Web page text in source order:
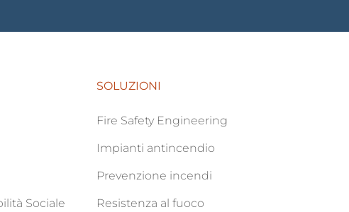
Sociale
SOLUZIONI
Fire Safety Engineering
Impianti antincendio
Prevenzione incendi
Resistenza al fuoco